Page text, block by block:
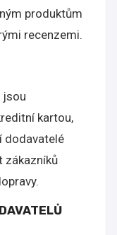
produktům
recenzemi.
jsou
kartou,
dodavatelé
zákazníků